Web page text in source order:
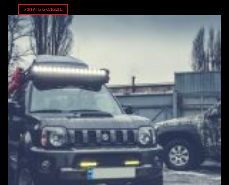
УЗНАТЬ БОЛЬШЕ